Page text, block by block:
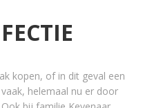
kopen, of in dit geval een
helemaal nu er door